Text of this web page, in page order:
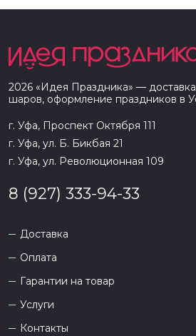
2026 «Идея Праздника» —
шаров, оформление праздников в
г. Уфа, Проспект Октября 111
г. Уфа, ул. Б. Бикбая 21
г. Уфа, ул. Революционная 109
8 (927) 333-94-33
Доставка
Оплата
Гарантии на товар
Услуги
Контакты